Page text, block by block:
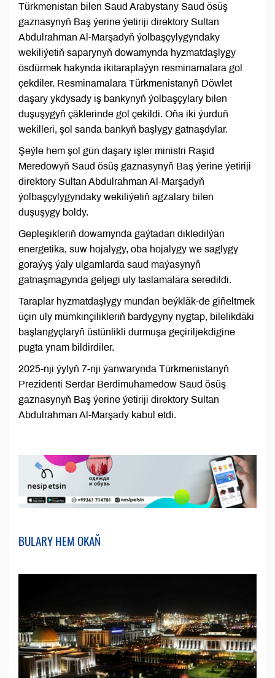
Türkmenistan bilen Saud Arabystany Saud ösüş
gaznasynyň Baş ýerine ýetiriji direktory Sultan
Abdulrahman Al-Marşadyň ýolbaşçylygyndaky
wekiliýetiň saparynyň dowamynda hyzmatdaşlygy
ösdürmek hakynda ikitaraplaýyn resminamalara gol
çekdiler. Resminamalara Türkmenistanyň Döwlet
daşary ykdysady iş bankynyň ýolbaşçylary bilen
duşuşygyň çäklerinde gol çekildi. Oňa iki ýurduň
wekilleri, şol sanda bankyň başlygy gatnaşdylar.
Şeýle hem şol gün daşary işler ministri Raşid
Meredowyň Saud ösüş gaznasynyň Baş ýerine ýetiriji
direktory Sultan Abdulrahman Al-Marşadyň
ýolbaşçylygyndaky wekiliýetiň agzalary bilen
duşuşygy boldy.
Gepleşikleriň dowamynda gaýtadan dikledilýän
energetika, suw hojalygy, oba hojalygy we saglygy
goraýyş ýaly ulgamlarda saud maýasynyň
gatnaşmagynda geljegi uly taslamalara seredildi.
Taraplar hyzmatdaşlygy mundan beýkläk-de giňeltmek
üçin uly mümkinçilikleriň bardygyny nygtap, bilelikdäki
başlangyçlaryň üstünlikli durmuşa geçiriljekdigine
pugta ynam bildirdiler.
2025-nji ýylyň 7-nji ýanwarynda Türkmenistanyň
Prezidenti Serdar Berdimuhamedow Saud ösüş
gaznasynyň Baş ýerine ýetiriji direktory Sultan
Abdulrahman Al-Marşady kabul etdi.
BULARY HEM OKAŇ